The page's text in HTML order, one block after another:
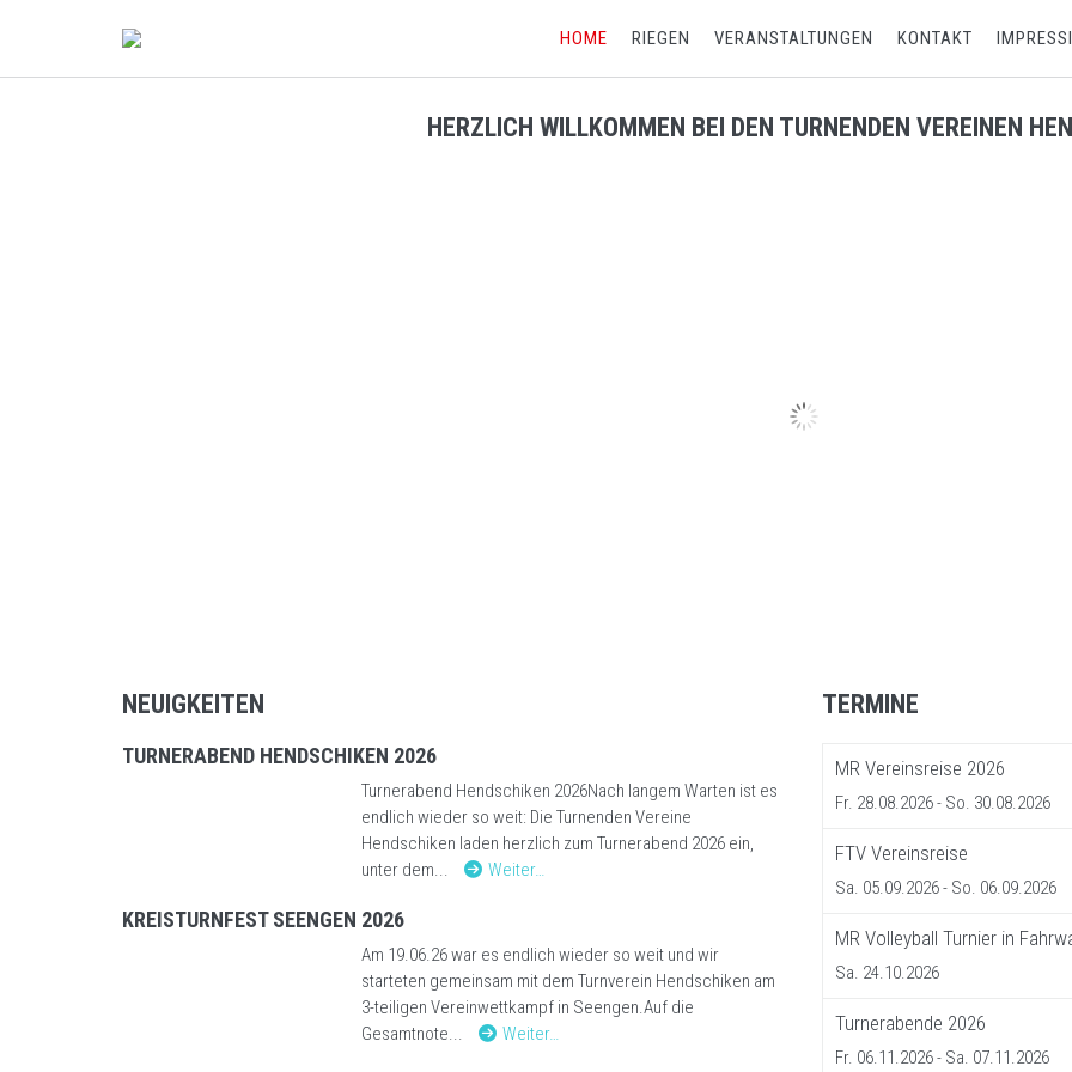
HOME RIEGEN VERANSTALTUNGEN KONTAKT
HERZLICH WILLKOMMEN BEI DEN TURNENDEN VEREINEN
NEUIGKEITEN
TURNERABEND HENDSCHIKEN 2026
Turnerabend Hendschiken 2026Nach langem Warten ist es
endlich wieder so weit: Die Turnenden Vereine
Hendschiken laden herzlich zum Turnerabend 2026 ein,
unter dem...
Weiter…
KREISTURNFEST SEENGEN 2026
Am 19.06.26 war es endlich wieder so weit und wir
starteten gemeinsam mit dem Turnverein Hendschiken am
3-teiligen Vereinwettkampf in Seengen.Auf die
Gesamtnote...
Weiter…
TERMINE
MR Vereinsreise 2026
Fr. 28.08.2026- So. 30.08.2026
FTV Vereinsreise
Sa. 05.09.2026- So. 06.09.2026
MR Volleyball Turnier in
Sa. 24.10.2026
Turnerabende 2026
Fr. 06.11.2026- Sa. 07.11.2026